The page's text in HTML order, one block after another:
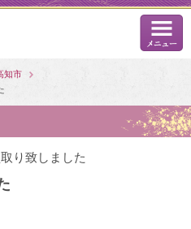
知市
り致しました